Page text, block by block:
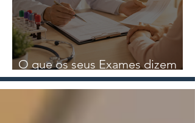
O que os seus Exames dizem
sobre a sua Saúde?